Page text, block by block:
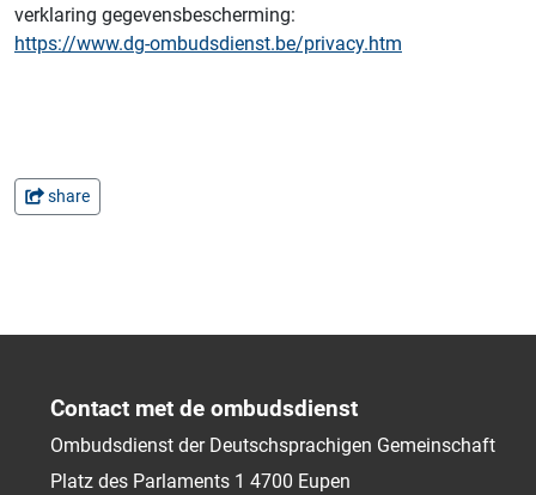
verklaring gegevensbescherming:
https://www.dg-ombudsdienst.be/privacy.htm
share
Contact met de ombudsdienst
Ombudsdienst der Deutschsprachigen Gemeinschaft
Platz des Parlaments 1 4700 Eupen